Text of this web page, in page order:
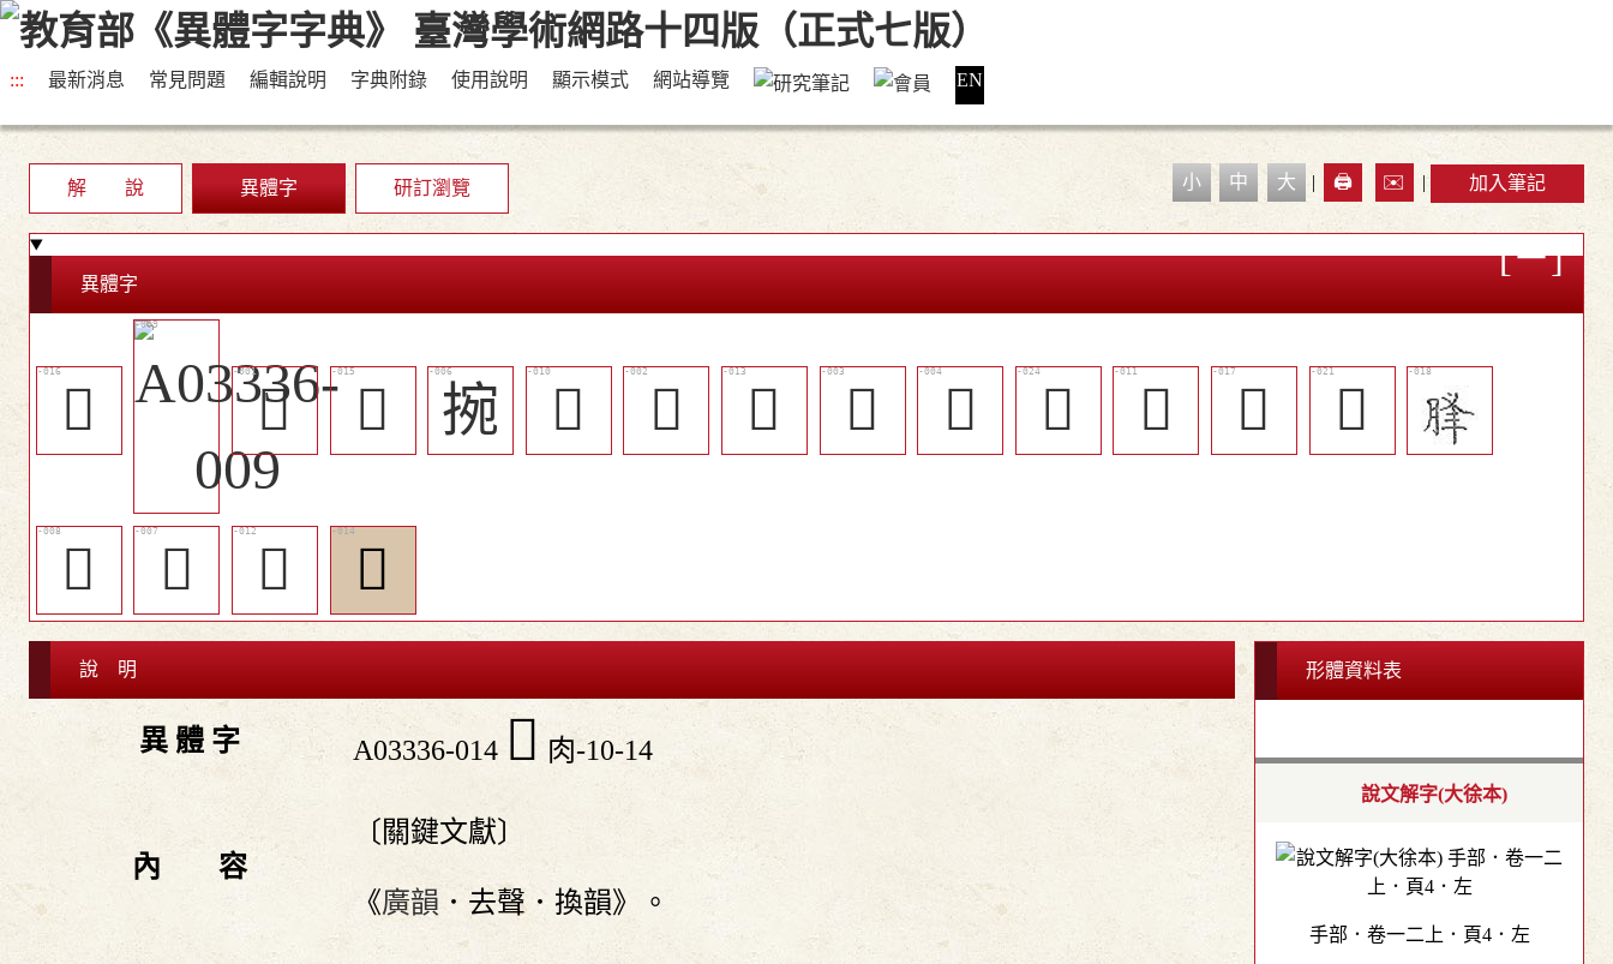
::: 最新消息 常見問題 編輯說明 字典附錄 使用說明 顯示模式 網站導覽 EN
解 說 異體字 研訂瀏覽 小 中 大 | 🖨️ ✉️ | 加入筆記
異體字
󴲛 𢫪 󴲚 捥 𢮘 𢮗 󴲘 𢯲 𥆶 󴲞 𦙵 󴲜 󴲝
󴲖 󴲕 󴲗 󴲙
說 明
異 體 字 A03336-014 󴲙 肉-10-14
內 容
〔關鍵文獻〕
《廣韻 ．去聲．換韻》。
形體資料表
說文解字(大徐本)
手部．卷一二上．頁4．左